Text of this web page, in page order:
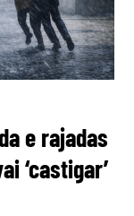
e rajadas
‘castigar’